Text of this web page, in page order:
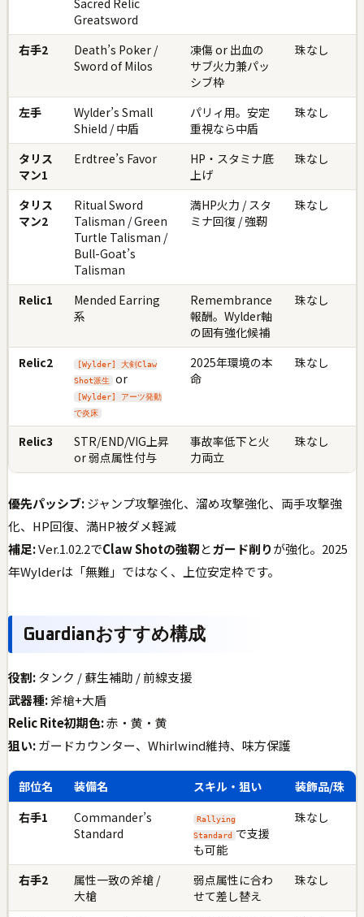
Sacred Relic
Greatsword
右手2
Death’s Poker /
Sword of Milos
凍傷 or 出血の
サブ火力兼パッ
シブ枠
珠なし
左手
Wylder’s Small
Shield / 中盾
パリィ用。安定
重視なら中盾
珠なし
タリス
マン1
Erdtree’s Favor
HP・スタミナ底
上げ
珠なし
タリス
マン2
Ritual Sword
Talisman / Green
Turtle Talisman /
Bull-Goat’s
Talisman
満HP火力 / スタ
ミナ回復 / 強靭
珠なし
Relic1
Mended Earring
系
Remembrance
報酬。Wylder軸
の固有強化候補
珠なし
Relic2
[Wylder] 大剣Claw
Shot派生
or
[Wylder] アーツ発動
で炎床
2025年環境の本
命
珠なし
Relic3
STR/END/VIG上昇
or 弱点属性付与
事故率低下と火
力両立
珠なし
優先パッシブ:ジャンプ攻撃強化、溜め攻撃強化、両手攻撃強
化、HP回復、満HP被ダメ軽減
補足:Ver.1.02.2でClaw Shotの強靭とガード削りが強化。2025
年Wylderは「無難」ではなく、上位安定枠です。
Guardianおすすめ構成
役割:タンク / 蘇生補助 / 前線支援
武器種:斧槍+大盾
Relic Rite初期色:赤・黄・黄
狙い:ガードカウンター、Whirlwind維持、味方保護
部位名 装備名 スキル・狙い
装飾品/珠
右手1
Commander’s
Standard
Rallying
Standard で支援
も可能
珠なし
右手2
属性一致の斧槍 /
大槍
弱点属性に合わ
せて差し替え
珠なし